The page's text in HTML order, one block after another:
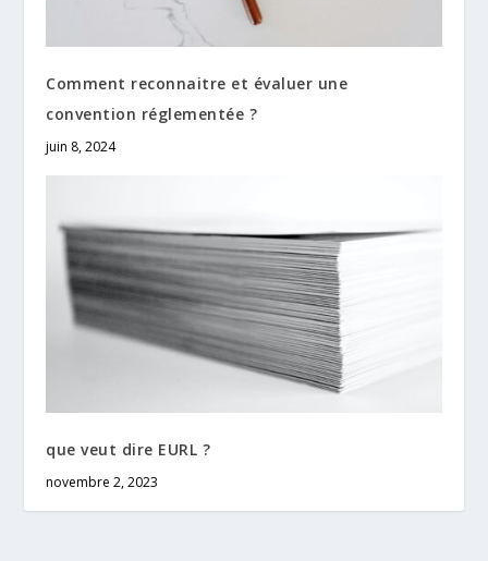
Comment reconnaitre et évaluer une
convention réglementée ?
juin 8, 2024
que veut dire EURL ?
novembre 2, 2023